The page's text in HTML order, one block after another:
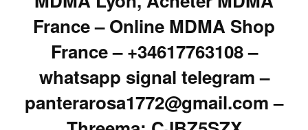
France – Online MDMA Shop
France – +34617763108 –
whatsapp signal telegram –
panterarosa1772@gmail.com –